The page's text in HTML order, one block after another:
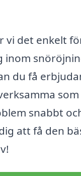
vi det enkelt
inom
du få
som
snabbt
att få den